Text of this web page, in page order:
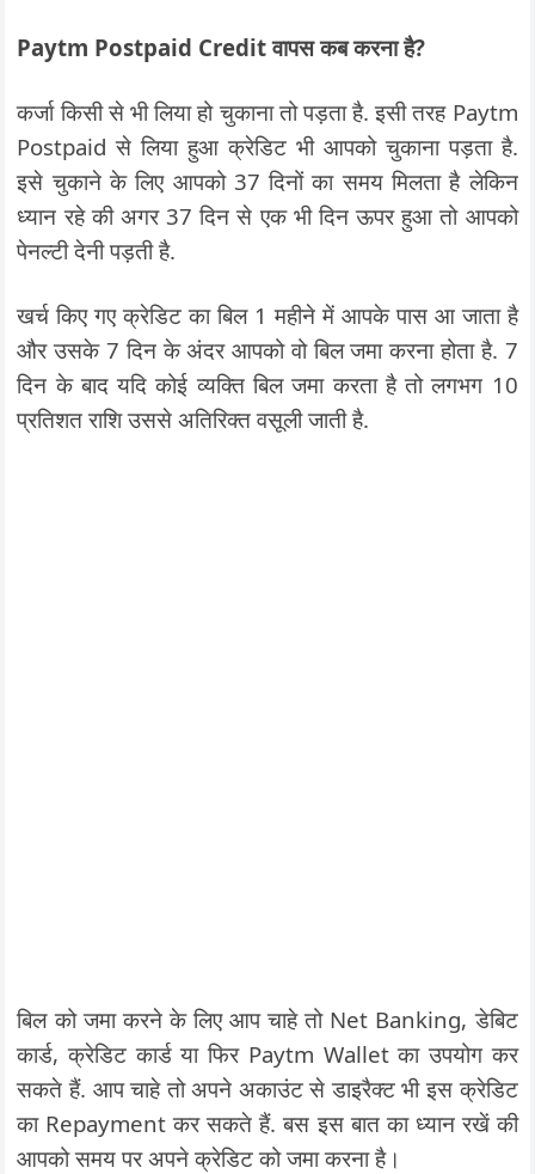
Paytm Postpaid Credit वापस कब करना है?
कर्जा किसी से भी लिया हो चुकाना तो पड़ता है. इसी तरह Paytm
Postpaid से लिया हुआ क्रेडिट भी आपको चुकाना पड़ता है.
इसे चुकाने के लिए आपको 37 दिनों का समय मिलता है लेकिन
ध्यान रहे की अगर 37 दिन से एक भी दिन ऊपर हुआ तो आपको
पेनल्टी देनी पड़ती है.
खर्च किए गए क्रेडिट का बिल 1 महीने में आपके पास आ जाता है
और उसके 7 दिन के अंदर आपको वो बिल जमा करना होता है. 7
दिन के बाद यदि कोई व्यक्ति बिल जमा करता है तो लगभग 10
प्रतिशत राशि उससे अतिरिक्त वसूली जाती है.
बिल को जमा करने के लिए आप चाहे तो Net Banking, डेबिट
कार्ड, क्रेडिट कार्ड या फिर Paytm Wallet का उपयोग कर
सकते हैं. आप चाहे तो अपने अकाउंट से डाइरैक्ट भी इस क्रेडिट
का Repayment कर सकते हैं. बस इस बात का ध्यान रखें की
आपको समय पर अपने क्रेडिट को जमा करना है।